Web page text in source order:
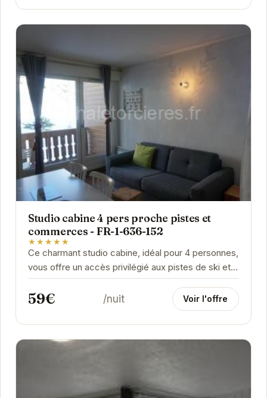
Studio cabine 4 pers proche pistes et
commerces - FR-1-636-152
★★★★★
Ce charmant studio cabine, idéal pour 4 personnes,
vous offre un accès privilégié aux pistes de ski et à
l'animation des commerces d'Orcières....
59€ /nuit Voir l'offre